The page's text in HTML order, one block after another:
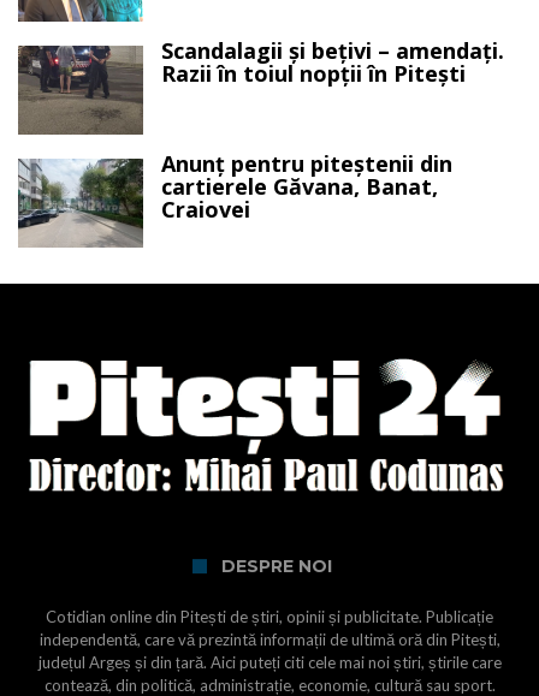
Scandalagii și bețivi – amendați.
Razii în toiul nopții în Pitești
Anunț pentru piteștenii din
cartierele Găvana, Banat,
Craiovei
DESPRE NOI
Cotidian online din Pitești de știri, opinii și publicitate. Publicație
independentă, care vă prezintă informații de ultimă oră din Pitești,
județul Argeș și din țară. Aici puteți citi cele mai noi știri, știrile care
contează, din politică, administrație, economie, cultură sau sport.